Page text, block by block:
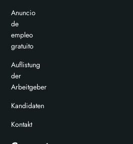
Anuncio
de
empleo
gratuito
Auflistung
der
Arbeitgeber
Kandidaten
Kontakt